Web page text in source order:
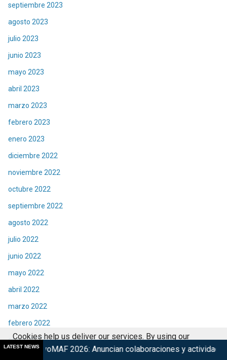
septiembre 2023
agosto 2023
julio 2023
junio 2023
mayo 2023
abril 2023
marzo 2023
febrero 2023
enero 2023
diciembre 2022
noviembre 2022
octubre 2022
septiembre 2022
agosto 2022
julio 2022
junio 2022
mayo 2022
abril 2022
marzo 2022
febrero 2022
enero 2022
LATEST NEWS
2026: Anuncian colaboraciones y actividades de su 15°
Cookies help us deliver our services. By using our
services, you agree to our use of cookies.
Got it